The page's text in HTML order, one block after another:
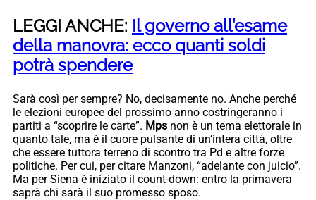
LEGGI ANCHE: Il governo all’esame
della manovra: ecco quanti soldi
potrà spendere
Sarà così per sempre? No, decisamente no. Anche perché
le elezioni europee del prossimo anno costringeranno i
partiti a “scoprire le carte”. Mps non è un tema elettorale in
quanto tale, ma è il cuore pulsante di un’intera città, oltre
che essere tuttora terreno di scontro tra Pd e altre forze
politiche. Per cui, per citare Manzoni, “adelante con juicio”.
Ma per Siena è iniziato il count-down: entro la primavera
saprà chi sarà il suo promesso sposo.